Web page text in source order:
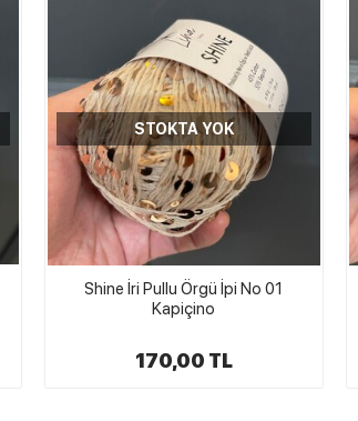
STOKTA YOK
Shine İri Pullu Örgü İpi No 01
Kapiçino
170,00 TL